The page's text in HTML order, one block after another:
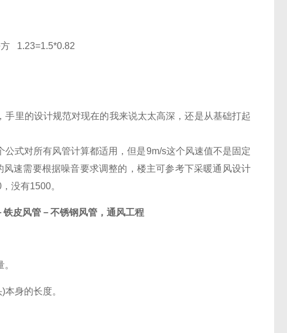
1.23=1.5*0.82
手里的设计规范对现在的我来说太太高深，还是从基础打起
式对所有风管计算都适用，但是9m/s这个风速值不是固定
风速需要根据噪音要求调整的，楼主可参考下采暖通风设计
，没有1500。
皮风管－不锈钢风管，通风工程
身的长度。